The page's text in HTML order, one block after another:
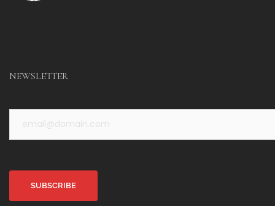
NEWSLETTER